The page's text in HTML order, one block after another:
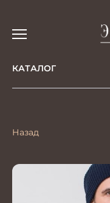
КАТАЛОГ
Назад